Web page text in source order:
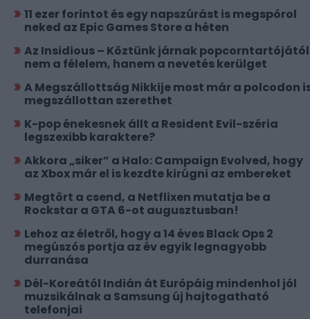
11 ezer forintot és egy napszúrást is megspórol
neked az Epic Games Store a héten
Az Insidious – Köztünk járnak popcorntartójától
nem a félelem, hanem a nevetés kerülget
A Megszállottság Nikkije most már a polcodon
megszállottan szerethet
K-pop énekesnek állt a Resident Evil-széria
legszexibb karaktere?
Akkora „siker” a Halo: Campaign Evolved, hogy
az Xbox már el is kezdte kirúgni az embereket
Megtört a csend, a Netflixen mutatja be a
Rockstar a GTA 6-ot augusztusban!
Lehoz az életről, hogy a 14 éves Black Ops 2
megúszós portja az év egyik legnagyobb
durranása
Dél-Koreától Indián át Európáig mindenhol jól
muzsikálnak a Samsung új hajtogatható
telefonjai